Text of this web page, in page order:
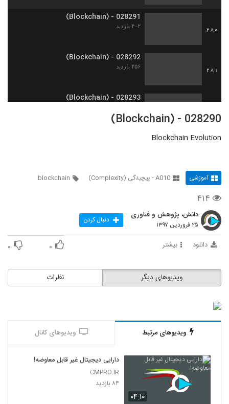
280
028291 - (Blockchain)
۴۰۲ بازدید
281
028292 - (Blockchain)
۴۵۶ بازدید
028293 - (Blockchain)
028295 - (Blockchain)
285
028296 - (Blockchain)
۴۵۸ بازدید
028290 - (Blockchain)
Blockchain Evolution
آموزشی A010 - پیچیدگی (Complexity) blockchain
۴۱۴
دانش، پژوهش و فناوری
۲۵ فروردین ۱۳۹۷ دنبال کردن
دانلود بیشتر ۰ ۰
نظرات ویدیوهای دیگر
ویدیوهای مرتبط ویدیوهای کانال
۰۴:۱۰
دارایی دیجیتال غیر قابل معاوضه!
CMPRO.IR
۸۴ بازدید